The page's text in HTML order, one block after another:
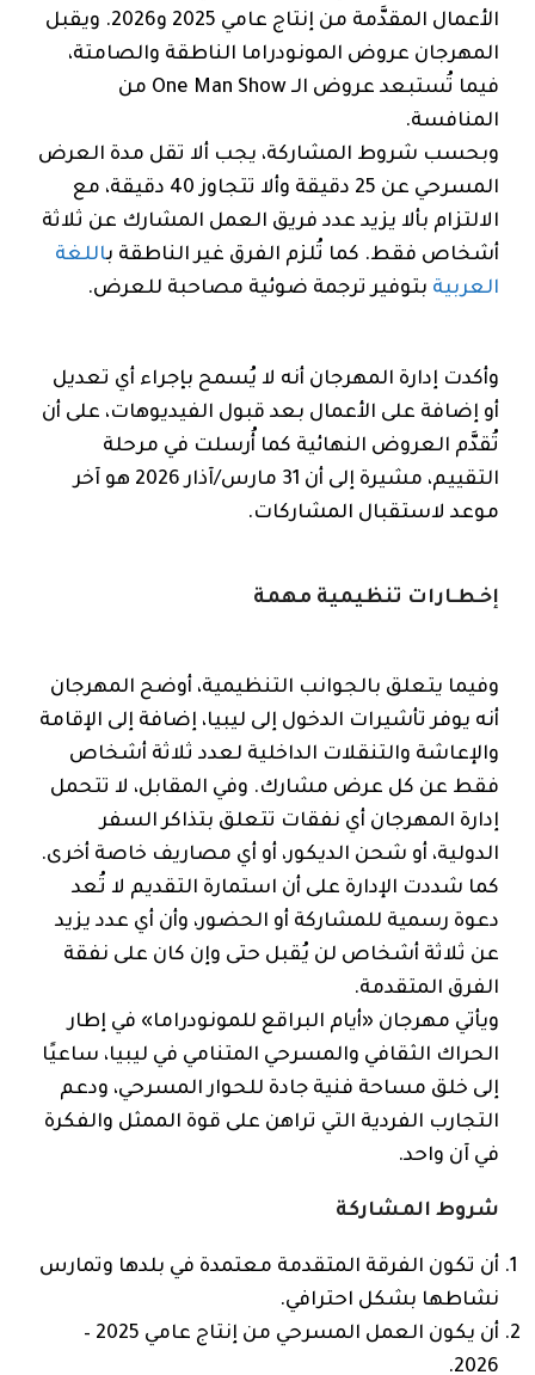
الأعمال المقدَّمة من إنتاج عامي 2025 و2026. ويقبل
المهرجان عروض المونودراما الناطقة والصامتة،
فيما تُستبعد عروض الـ One Man Show من
المنافسة.
وبحسب شروط المشاركة، يجب ألا تقل مدة العرض
المسرحي عن 25 دقيقة وألا تتجاوز 40 دقيقة، مع
الالتزام بألا يزيد عدد فريق العمل المشارك عن ثلاثة
أشخاص فقط. كما تُلزم الفرق غير الناطقة باللغة
العربية بتوفير ترجمة ضوئية مصاحبة للعرض.
وأكدت إدارة المهرجان أنه لا يُسمح بإجراء أي تعديل
أو إضافة على الأعمال بعد قبول الفيديوهات، على أن
تُقدَّم العروض النهائية كما أُرسلت في مرحلة
التقييم، مشيرة إلى أن 31 مارس/آذار 2026 هو آخر
موعد لاستقبال المشاركات.
إخـطـارات تنظيمية مهمة
وفيما يتعلق بالجوانب التنظيمية، أوضح المهرجان
أنه يوفر تأشيرات الدخول إلى ليبيا، إضافة إلى الإقامة
والإعاشة والتنقلات الداخلية لعدد ثلاثة أشخاص
فقط عن كل عرض مشارك. وفي المقابل، لا تتحمل
إدارة المهرجان أي نفقات تتعلق بتذاكر السفر
الدولية، أو شحن الديكور، أو أي مصاريف خاصة أخرى.
كما شددت الإدارة على أن استمارة التقديم لا تُعد
دعوة رسمية للمشاركة أو الحضور، وأن أي عدد يزيد
عن ثلاثة أشخاص لن يُقبل حتى وإن كان على نفقة
الفرق المتقدمة.
ويأتي مهرجان «أيام البراقع للمونودراما» في إطار
الحراك الثقافي والمسرحي المتنامي في ليبيا، ساعيًا
إلى خلق مساحة فنية جادة للحوار المسرحي، ودعم
التجارب الفردية التي تراهن على قوة الممثل والفكرة
في آن واحد.
شروط المشاركة
أن تكون الفرقة المتقدمة معتمدة في بلدها وتمارس
نشاطها بشكل احترافي.
أن يكون العمل المسرحي من إنتاج عامي 2025 –
2026.